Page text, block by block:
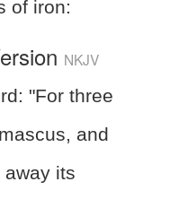
of iron:
NKJV
"For three
and
away its